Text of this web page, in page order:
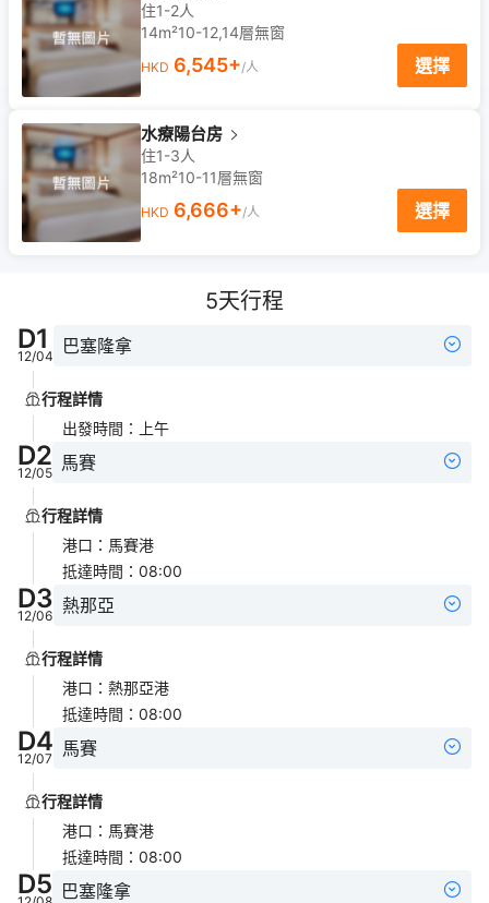
住1-2人
14m²10-12,14層無窗
HKD 6,545+/人 選擇
水療陽台房
住1-3人
18m²10-11層無窗
HKD 6,666+/人 選擇
5天行程
D1
12/04 巴塞隆拿
行程詳情
出發時間 ： 上午
D2
12/05 馬賽
行程詳情
港口 ： 馬賽港
抵達時間 ： 08:00
D3
12/06 熱那亞
行程詳情
港口 ： 熱那亞港
抵達時間 ： 08:00
D4
12/07 馬賽
行程詳情
港口 ： 馬賽港
抵達時間 ： 08:00
D5 巴塞隆拿